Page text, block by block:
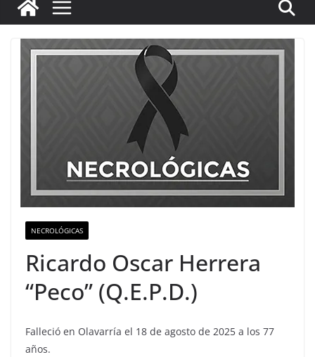
NECROLÓGICAS
Ricardo Oscar Herrera
“Peco” (Q.E.P.D.)
Falleció en Olavarría el 18 de agosto de 2025 a los 77
años.